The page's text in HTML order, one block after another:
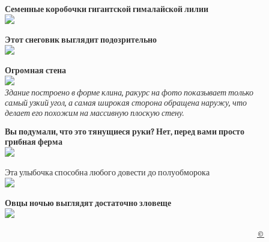
Семенные коробочки гигантской гималайской лилии
Этот снеговик выглядит подозрительно
Огромная стена
Здание построено в форме клина, ракурс на фото показывает только
самый узкий угол, а самая широкая сторона обращена наружу, что
делает его похожим на массивную плоскую стену.
Вы подумали, что это тянущиеся руки? Нет, перед вами просто
грибная ферма
Эта улыбочка способна любого довести до полуобморока
Овцы ночью выглядят достаточно зловеще
©